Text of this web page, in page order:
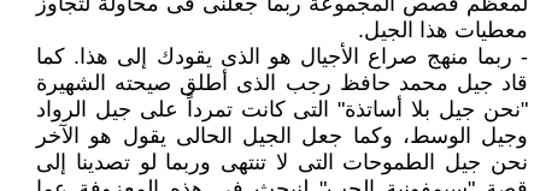
معطيات هذا الجيل.
- ربما منهج صراع الأجيال هو الذى يقودك إلى هذا. كما
قاد جيل محمد حافظ رجب الذى أطلق صيحته الشهيرة
"نحن جيل بلا أساتذة" التى كانت تمرداً على جيل الرواد
وجيل الوسط، وكما جعل الجيل الحالى يقول هو الآخر
نحن جيل الطموحات التى لا تنتهى وربما لو تصدينا إلى